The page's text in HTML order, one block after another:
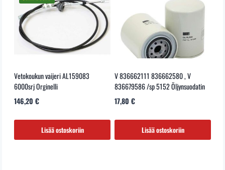
Vetokoukun vaijeri AL159083
6000srj Orginelli
146,20 €
Lisää ostoskoriin
V 836662111 836662580 , V
836679586 /sp 5152 Öljynsuodatin
17,80 €
Lisää ostoskoriin